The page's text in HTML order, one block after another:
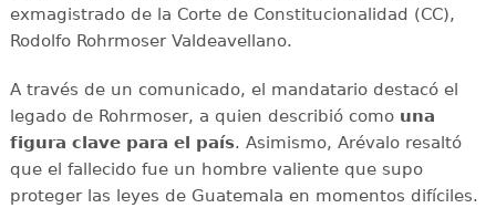
exmagistrado de la Corte de Constitucionalidad (CC),
Rodolfo Rohrmoser Valdeavellano.
A través de un comunicado, el mandatario destacó el
legado de Rohrmoser, a quien describió comouna
figura clave para el país. Asimismo, Arévalo resaltó
que el fallecido fue un hombre valiente que supo
proteger las leyes de Guatemala en momentos difíciles.